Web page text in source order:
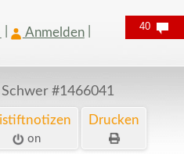
Anmelden
#1466041
on
Drucken
40